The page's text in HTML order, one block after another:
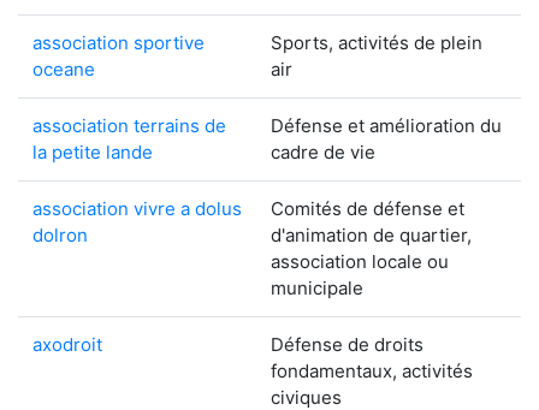
association sportive
oceane
Sports, activités de plein
air
association terrains de
la petite lande
Défense et amélioration du
cadre de vie
association vivre a dolus
dolron
Comités de défense et
d'animation de quartier,
association locale ou
municipale
axodroit
Défense de droits
fondamentaux, activités
civiques